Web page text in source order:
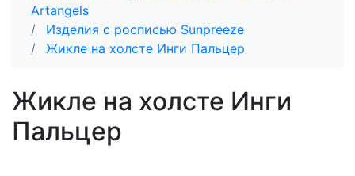
Artangels
Изделия с росписью Sunpreeze
Жикле на холсте Инги Пальцер
Жикле на холсте Инги
Пальцер